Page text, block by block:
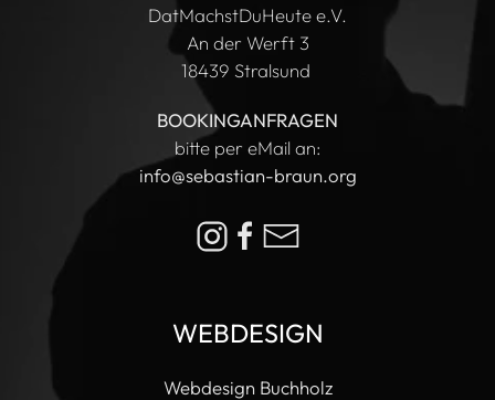
DatMachstDuHeute e.V.
An der Werft 3
18439 Stralsund
BOOKINGANFRAGEN
bitte per eMail an:
info@sebastian-braun.org
WEBDESIGN
Webdesign Buchholz